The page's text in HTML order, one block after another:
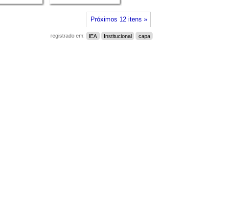
Próximos 12 itens »
registrado em: IEA Institucional capa